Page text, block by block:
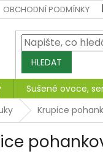
OBCHODNÍ PODMÍNKY
HLEDAT
Sušené ovoce,
Krupice